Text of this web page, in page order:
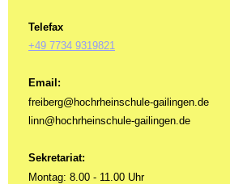
Telefax
+49 7734 9319821
Email:
freiberg@hochrheinschule-gailingen.de
linn@hochrheinschule-gailingen.de
Sekretariat:
Montag: 8.00 - 11.00 Uhr